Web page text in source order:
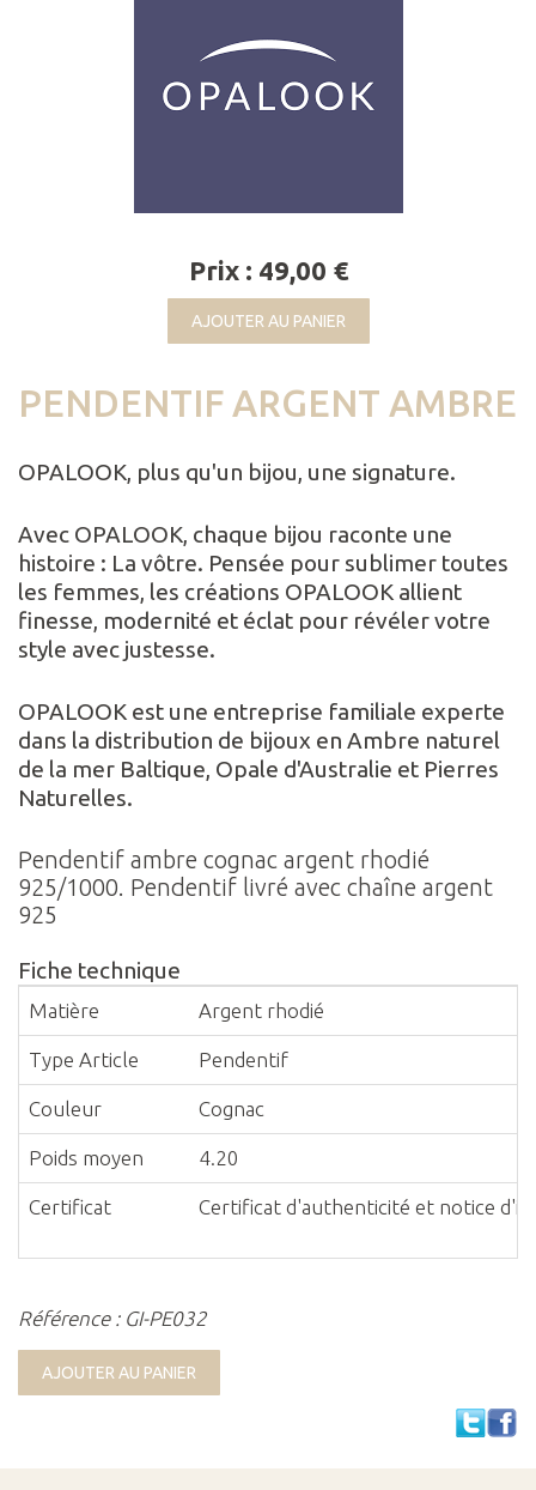
Prix : 49,00 €
AJOUTER AU PANIER
PENDENTIF ARGENT AMBRE
OPALOOK, plus qu'un bijou, une signature.
Avec OPALOOK, chaque bijou raconte une
histoire : La vôtre. Pensée pour sublimer toutes
les femmes, les créations OPALOOK allient
finesse, modernité et éclat pour révéler votre
style avec justesse.
OPALOOK est une entreprise familiale experte
dans la distribution de bijoux en Ambre naturel
de la mer Baltique, Opale d'Australie et Pierres
Naturelles.
Pendentif ambre cognac argent rhodié
925/1000. Pendentif livré avec chaîne argent
925
Fiche technique
Matière Argent rhodié
Type Article Pendentif
Couleur Cognac
Poids moyen 4.20
Certificat Certificat d'authenticité et notice
Référence : GI-PE032
AJOUTER AU PANIER